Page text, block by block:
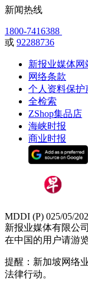
新闻热线
1800-7416388
或 92288736
新报业媒体网
网络条款
个人资料保护
全检索
ZShop集品店
海峡时报
商业时报
MDDI (P) 025/05/
新报业媒体有限公
在中国的用户请游
提醒：新加坡网络
法律行动。